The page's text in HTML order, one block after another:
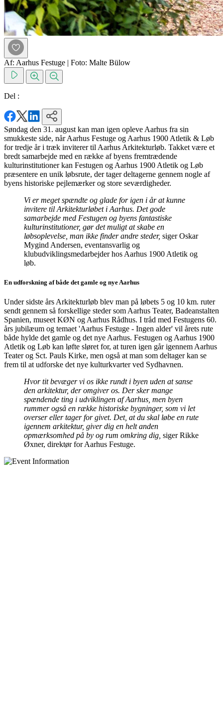
Af: Aarhus Festuge | Foto: Malte Bülow
Del :
Søndag den 31. august kan man igen opleve Aarhus fra sin
smukkeste side, når Aarhus Festuge og Aarhus 1900 Atletik & Løb
for tredje år i træk inviterer til Aarhus Arkitekturløb. Takket være et
bredt samarbejde med en række af byens fremtrædende
kulturinstitutioner kan Festugen og Aarhus 1900 Atletik og Løb
præsentere en unik løbsrute, der tager deltagerne gennem nogle af
byens historiske pejlemærker og store seværdigheder.
Vi er meget spændte og glade for igen i år at kunne
invitere til Arkitekturløbet i Aarhus. Det gode
samarbejde med Festugen og byens fantastiske
kulturinstitutioner, gør det muligt at skabe en
løbsoplevelse, man ikke finder andre steder, siger Oskar
Mygind Andersen, eventansvarlig og
klubudviklingsmedarbejder hos Aarhus 1900 Atletik og
løb.
En udforskning af både det gamle og nye Aarhus
Under sidste års Arkitekturløb blev man på løbets 5 og 10 km. ruter
sendt gennem så forskellige steder som Aarhus Teater, Badeanstalten
Spanien, museet KØN og Aarhus Rådhus. I tråd med Festugens 60.
års jubilæum og temaet 'Aarhus Festuge - Ingen alder' vil årets rute
både hylde det gamle og det nye Aarhus. Festugen og Aarhus 1900
Atletik og Løb kan løfte sløret for, at turen igen går igennem Aarhus
Teater og Sct. Pauls Kirke, men også at man som deltager kan se
frem til at udforske det nye kulturkvarter ved Sydhavnen.
Hvor tit bevæger vi os ikke rundt i byen uden at sanse
den arkitektur, der omgiver os. Der sker mange
spændende ting i udviklingen af Aarhus, men byen
rummer også en række historiske bygninger, som vi let
overser eller tager for givet. Det, at du skal løbe en rute
igennem arkitektur, giver dig en helt anden
opmærksomhed på by og rum omkring dig, siger Rikke
Øxner, direktør for Aarhus Festuge.